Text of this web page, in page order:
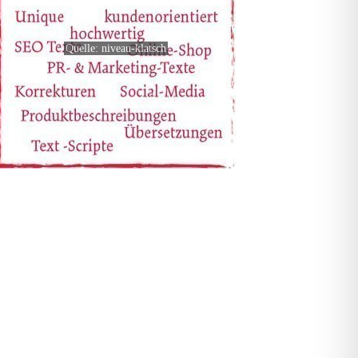
Quelle: niveau-klatsch